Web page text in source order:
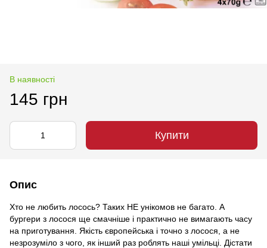
В наявності
145 грн
Купити
Опис
Хто не любить лосось? Таких НЕ унікомов не багато. А
бургери з лосося ще смачніше і практично не вимагають часу
на приготування. Якість європейська і точно з лосося, а не
незрозуміло з чого, як інший раз роблять наші умільці. Дістати